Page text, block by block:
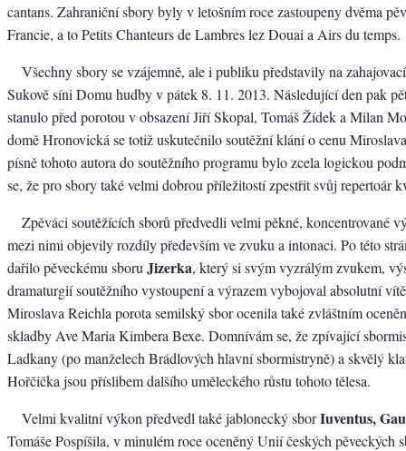
cantans. Zahraniční sbory byly v letošním roce zastoupeny dvěma
Francie, a to Petits Chanteurs de Lambres lez Douai a Airs du temps.
Všechny sbory se vzájemně, ale i publiku představily na
Sukově síni Domu hudby v pátek 8. 11. 2013. Následující den pak
stanulo před porotou v obsazení Jiří Skopal, Tomáš Žídek a Milan
domě Hronovická se totiž uskutečnilo soutěžní klání o cenu
písně tohoto autora do soutěžního programu bylo zcela logickou
se, že pro sbory také velmi dobrou příležitostí zpestřit svůj repertoár
Zpěváci soutěžících sborů předvedli velmi pěkné, koncentrované
mezi nimi objevily rozdíly především ve zvuku a intonaci. Po této
dařilo pěveckému sboru Jizerka, který si svým vyzrálým zvukem,
dramaturgií soutěžního vystoupení a výrazem vybojoval absolutní
Miroslava Reichla porota semilský sbor ocenila také zvláštním
skladby Ave Maria Kimbera Bexe. Domnívám se, že zpívající
Ladkany (po manželech Brádlových hlavní sbormistryně) a skvělý
Hořčička jsou příslibem dalšího uměleckého růstu tohoto tělesa.
Velmi kvalitní výkon předvedl také jablonecký sborIuventus,
Tomáše Pospíšila, v minulém roce oceněný Unií českých pěveckých